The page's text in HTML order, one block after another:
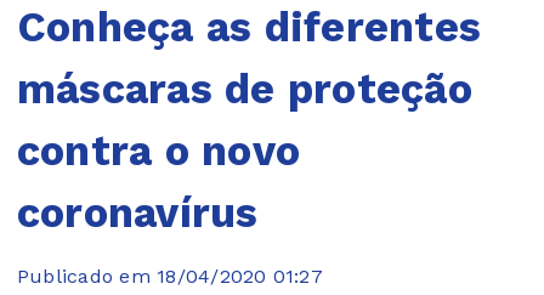
Conheça as diferentes
máscaras de proteção
contra o novo
coronavírus
Publicado em 18/04/2020 01:27